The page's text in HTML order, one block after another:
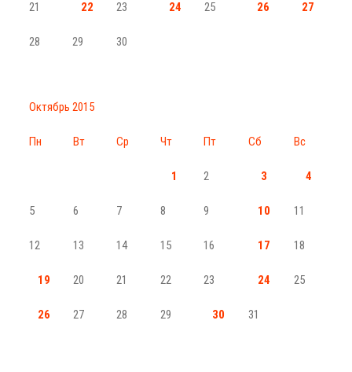
21 22 23 24 25 26 27
28 29 30
Октябрь 2015
Пн Вт Ср Чт Пт Сб Вс
1 2 3 4
5 6 7 8 9 10 11
12 13 14 15 16 17 18
19 20 21 22 23 24 25
26 27 28 29 30 31